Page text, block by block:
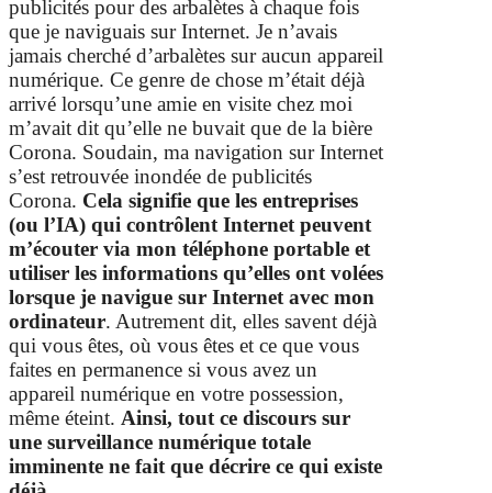
publicités pour des arbalètes à chaque fois
que je naviguais sur Internet. Je n’avais
jamais cherché d’arbalètes sur aucun appareil
numérique. Ce genre de chose m’était déjà
arrivé lorsqu’une amie en visite chez moi
m’avait dit qu’elle ne buvait que de la bière
Corona. Soudain, ma navigation sur Internet
s’est retrouvée inondée de publicités
Corona. Cela signifie que les entreprises
(ou l’IA) qui contrôlent Internet peuvent
m’écouter via mon téléphone portable et
utiliser les informations qu’elles ont volées
lorsque je navigue sur Internet avec mon
ordinateur. Autrement dit, elles savent déjà
qui vous êtes, où vous êtes et ce que vous
faites en permanence si vous avez un
appareil numérique en votre possession,
même éteint. Ainsi, tout ce discours sur
une surveillance numérique totale
imminente ne fait que décrire ce qui existe